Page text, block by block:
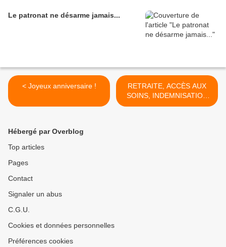
Le patronat ne désarme jamais...
< Joyeux anniversaire !
RETRAITE, ACCÈS AUX
SOINS, INDEMNISATION
DES CHÔMEURS,
Hébergé par Overblog
Top articles
Pages
Contact
Signaler un abus
C.G.U.
Cookies et données personnelles
Préférences cookies